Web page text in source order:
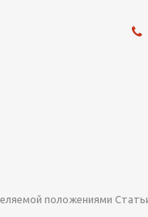
положениями